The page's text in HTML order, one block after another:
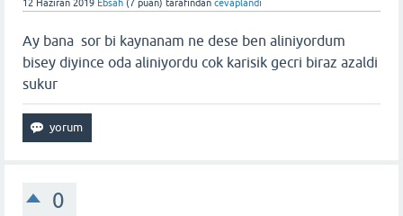
12 Haziran 2019 Ebsah (7 puan) tarafından cevaplandı
Ay bana sor bi kaynanam ne dese ben aliniyordum
bisey diyince oda aliniyordu cok karisik gecri biraz azaldi
sukur
0